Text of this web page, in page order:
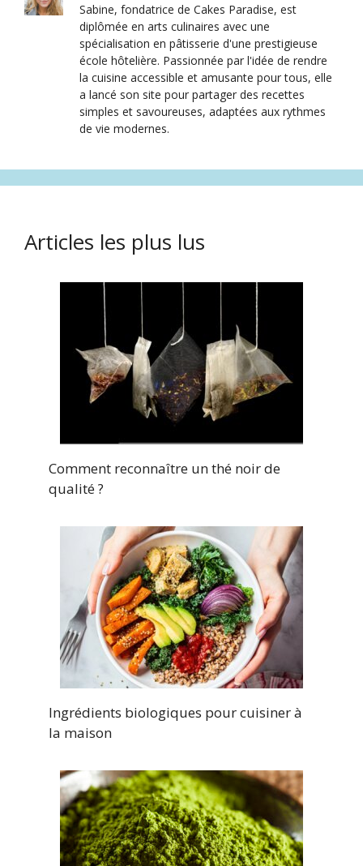
Sabine, fondatrice de Cakes Paradise, est
diplômée en arts culinaires avec une
spécialisation en pâtisserie d'une prestigieuse
école hôtelière. Passionnée par l'idée de rendre
la cuisine accessible et amusante pour tous, elle
a lancé son site pour partager des recettes
simples et savoureuses, adaptées aux rythmes
de vie modernes.
Articles les plus lus
Comment reconnaître un thé noir de
qualité ?
Ingrédients biologiques pour cuisiner à
la maison